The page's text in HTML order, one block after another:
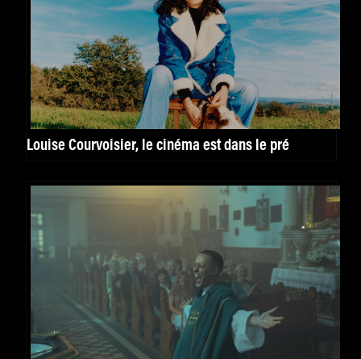
Louise Courvoisier, le cinéma est dans le pré